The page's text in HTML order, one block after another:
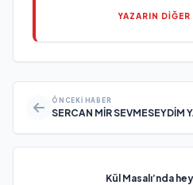
YAZARIN DİĞER
ÖNCEKI HABER
SERCAN MİR SEVMESEYDİM
Kül Masalı’nda